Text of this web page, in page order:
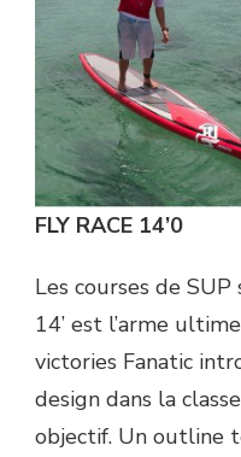
FLY RACE 14’0
Les courses de
14’ est l’arme
victories Fanatic
design dans la
objectif. Un outline